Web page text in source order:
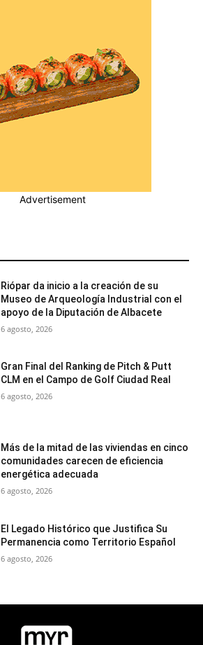
Riópar da inicio a la creación de su
Museo de Arqueología Industrial con el
apoyo de la Diputación de Albacete
6 agosto, 2026
Gran Final del Ranking de Pitch & Putt
CLM en el Campo de Golf Ciudad Real
6 agosto, 2026
Más de la mitad de las viviendas en cinco
comunidades carecen de eficiencia
energética adecuada
6 agosto, 2026
El Legado Histórico que Justifica Su
Permanencia como Territorio Español
6 agosto, 2026